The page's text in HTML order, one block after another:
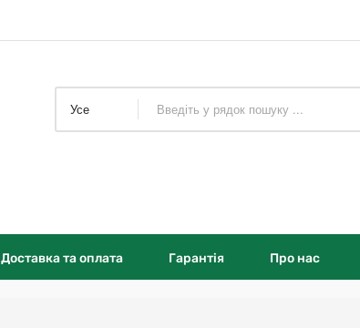
Усе
Доставка та оплата Гарантія Про нас